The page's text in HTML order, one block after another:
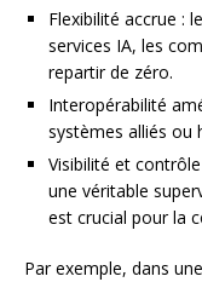
Flexibilité accrue :
services IA, les
repartir de zéro.
Interopérabilité
systèmes alliés ou
Visibilité et
une véritable
est crucial pour la
Par exemple, dans